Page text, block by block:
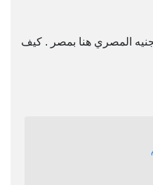
المصري هنا بمصر . كيف